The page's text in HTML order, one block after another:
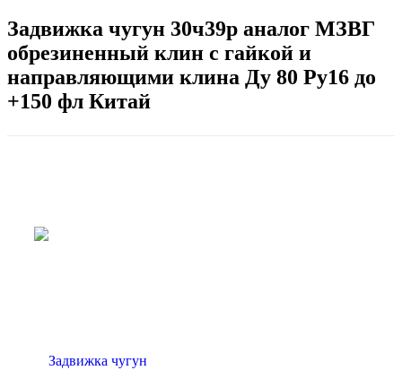
Задвижка чугун 30ч39р аналог МЗВГ
обрезиненный клин с гайкой и
направляющими клина Ду 80 Ру16 до
+150 фл Китай